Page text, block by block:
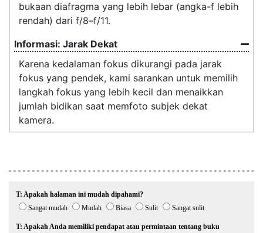
bukaan diafragma yang lebih lebar (angka-f lebih
rendah) dari f/8–f/11.
Jarak Dekat
Karena kedalaman fokus dikurangi pada jarak
fokus yang pendek, kami sarankan untuk memilih
langkah fokus yang lebih kecil dan menaikkan
jumlah bidikan saat memfoto subjek dekat
kamera.